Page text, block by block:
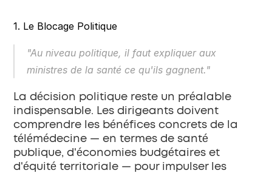
1. Le Blocage Politique
"Au niveau politique, il faut expliquer aux
ministres de la santé ce qu'ils gagnent."
La décision politique reste un préalable
indispensable. Les dirigeants doivent
comprendre les bénéfices concrets de la
télémédecine — en termes de santé
publique, d'économies budgétaires et
d'équité territoriale — pour impulser les